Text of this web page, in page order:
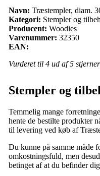
Navn: Træstempler, diam.
Kategori: Stempler og
Producent: Woodies
Varenummer: 32350
EAN:
Vurderet til 4 ud af 5
Stempler og
Temmelig mange
hente de bestilte produkter
til levering ved køb af
Du kunne på samme måde
omkostningsfuld, men
betinget af at du befinder